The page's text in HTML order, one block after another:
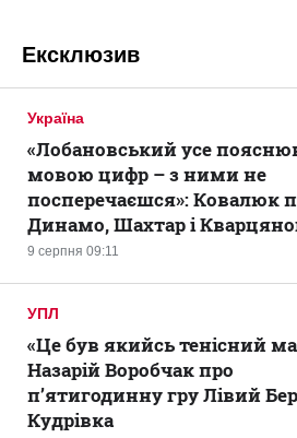
Ексклюзив
Україна
9 серпня 09:11
«Лобановський усе
мовою цифр – з ними не
посперечаєшся»: Ковалюк
Динамо, Шахтар і
УПЛ
«Це був якийсь тенісний
Назарій Воробчак про
п’ятигодинну гру Лівий
Кудрівка